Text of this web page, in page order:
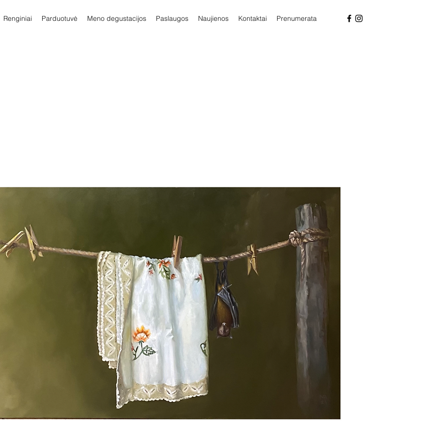
Renginiai Parduotuvė Meno degustacijos Paslaugos Naujienos Kontaktai Prenumerata